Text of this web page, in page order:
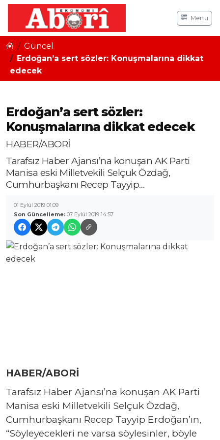
Menü
Güncel
Erdoğan’a sert sözler: Konuşmalarına dikkat
edecek
Erdoğan’a sert sözler:
Konuşmalarına dikkat edecek
HABER/ABORİ
Tarafsız Haber Ajansı’na konuşan AK Parti
Manisa eski Milletvekili Selçuk Özdağ,
Cumhurbaşkanı Recep Tayyip…
01 Eylül 2019 01:09
Son Güncelleme: 07 Eylül 2019 14:57
HABER/ABORİ
Tarafsız Haber Ajansı’na konuşan AK Parti
Manisa eski Milletvekili Selçuk Özdağ,
Cumhurbaşkanı Recep Tayyip Erdoğan’ın,
“Söyleyecekleri ne varsa söylesinler, böyle